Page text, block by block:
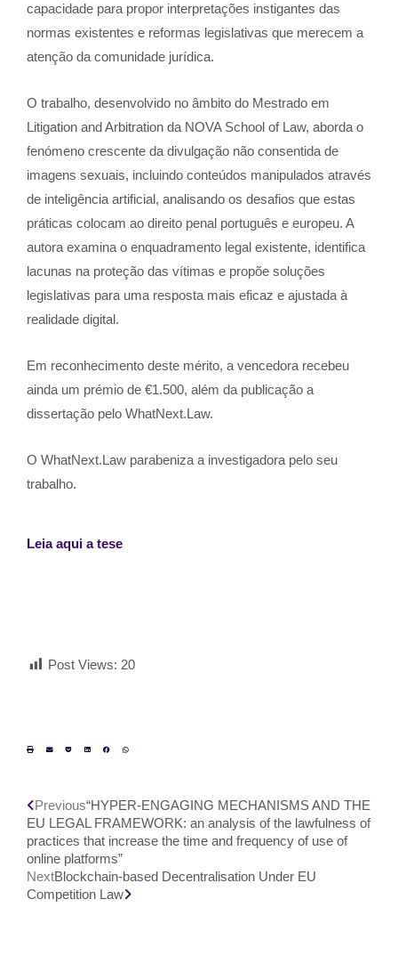
capacidade para propor interpretações instigantes das
normas existentes e reformas legislativas que merecem a
atenção da comunidade jurídica.
O trabalho, desenvolvido no âmbito do Mestrado em
Litigation and Arbitration da NOVA School of Law, aborda o
fenómeno crescente da divulgação não consentida de
imagens sexuais, incluindo conteúdos manipulados através
de inteligência artificial, analisando os desafios que estas
práticas colocam ao direito penal português e europeu. A
autora examina o enquadramento legal existente, identifica
lacunas na proteção das vítimas e propõe soluções
legislativas para uma resposta mais eficaz e ajustada à
realidade digital.
Em reconhecimento deste mérito, a vencedora recebeu
ainda um prémio de €1.500, além da publicação a
dissertação pelo WhatNext.Law.
O WhatNext.Law parabeniza a investigadora pelo seu
trabalho.
Leia aqui a tese
Post Views: 20
Previous“HYPER-ENGAGING MECHANISMS AND THE
EU LEGAL FRAMEWORK: an analysis of the lawfulness of
practices that increase the time and frequency of use of
online platforms”
NextBlockchain-based Decentralisation Under EU
Competition Law